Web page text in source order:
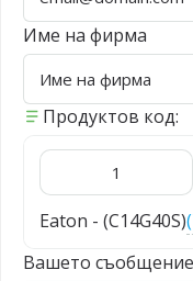
Име на фирма
Продуктов код:
Eaton - (C14G40S)
Вашето